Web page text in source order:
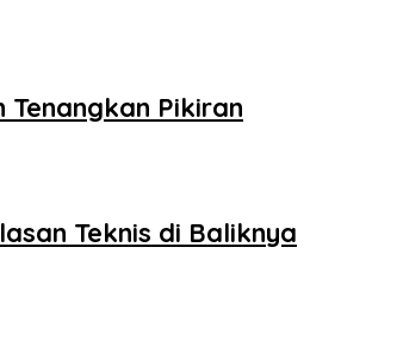
Tenangkan Pikiran
Teknis di Baliknya